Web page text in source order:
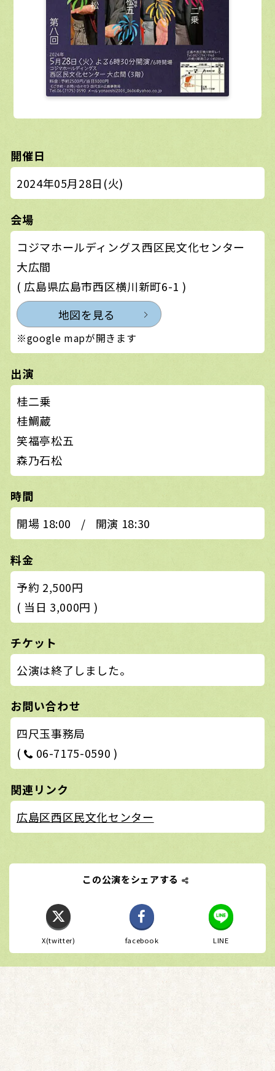
開催日
2024年05月28日(火)
会場
コジマホールディングス西区民文化センター
大広間
( 広島県広島市西区横川新町6-1 )
地図を見る
※google mapが開きます
出演
桂二乗
桂鯛蔵
笑福亭松五
森乃石松
時間
開場 18:00
/ 開演 18:30
料金
予約 2,500円
( 当日 3,000円 )
チケット
公演は終了しました。
お問い合わせ
四尺玉事務局
( 06-7175-0590 )
関連リンク
広島区西区民文化センター
この公演をシェアする
X(twitter) facebook LINE